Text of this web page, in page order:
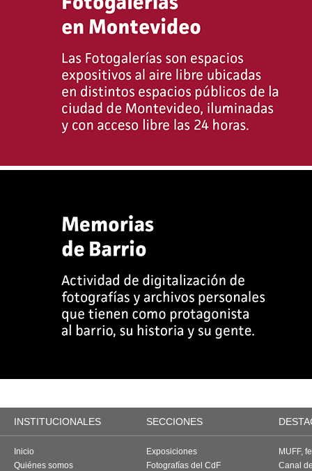
INSTITUCIONALES SECCIONES
Inicio
Quiénes somos
Exposiciones
Fotografías del CdF
MUFF,
Canal